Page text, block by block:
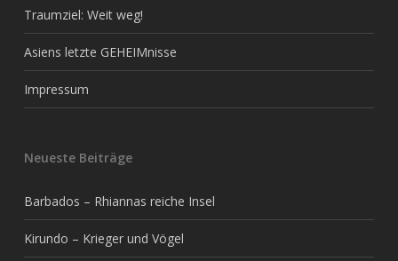
Traumziel: Weit weg!
Asiens letzte GEHEIMnisse
Impressum
Neueste Beiträge
Barbados – Rhiannas reiche Insel
Kirundo – Krieger und Vögel